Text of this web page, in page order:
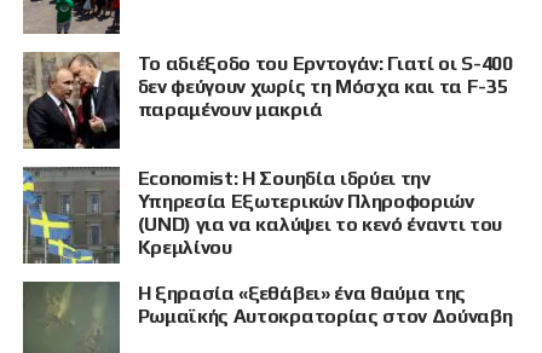
Το αδιέξοδο του Ερντογάν: Γιατί οι S-400
δεν φεύγουν χωρίς τη Μόσχα και τα F-35
παραμένουν μακριά
Economist: Η Σουηδία ιδρύει την
Υπηρεσία Εξωτερικών Πληροφοριών
(UND) για να καλύψει το κενό έναντι του
Κρεμλίνου
Η ξηρασία «ξεθάβει» ένα θαύμα της
Ρωμαϊκής Αυτοκρατορίας στον Δούναβη